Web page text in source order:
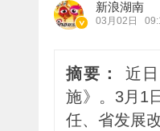
新浪湖南
03月02日
摘要：
近
施》。3月1
任、省发展